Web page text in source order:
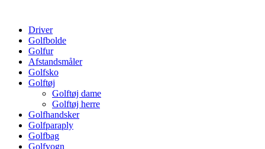
Driver
Golfbolde
Golfur
Afstandsmåler
Golfsko
Golftøj
Golftøj dame
Golftøj herre
Golfhandsker
Golfparaply
Golfbag
Golfvogn